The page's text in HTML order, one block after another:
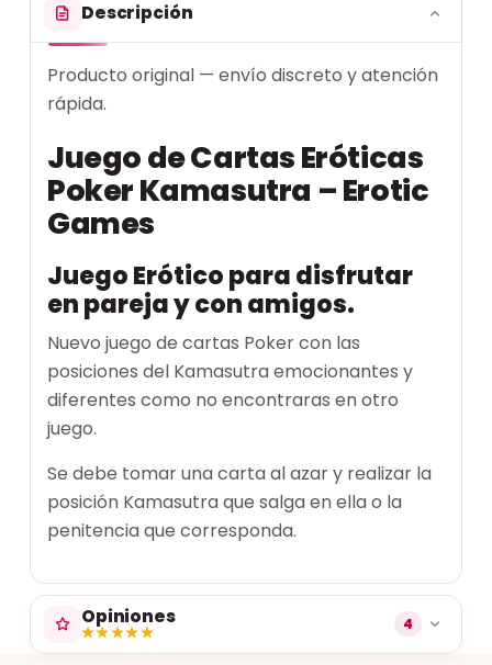
Descripción
Producto original — envío discreto y atención
rápida.
Juego de Cartas Eróticas
Poker Kamasutra – Erotic
Games
Juego Erótico para disfrutar
en pareja y con amigos.
Nuevo juego de cartas Poker con las
posiciones del Kamasutra emocionantes y
diferentes como no encontraras en otro
juego.
Se debe tomar una carta al azar y realizar la
posición Kamasutra que salga en ella o la
penitencia que corresponda.
Opiniones
★★★★★
★★★★★ 4